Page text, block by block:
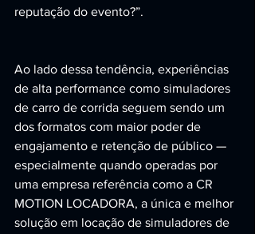
reputação do evento?”.
Ao lado dessa tendência, experiências
de alta performance como simuladores
de carro de corrida seguem sendo um
dos formatos com maior poder de
engajamento e retenção de público —
especialmente quando operadas por
uma empresa referência como a CR
MOTION LOCADORA, a única e melhor
solução em locação de simuladores de